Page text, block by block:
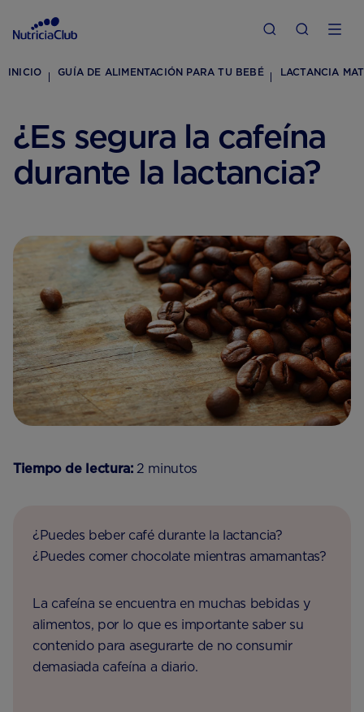
INICIO GUÍA DE ALIMENTACIÓN PARA TU BEBÉ LACTANCIA
¿Es segura la cafeína
durante la lactancia?
Tiempo de lectura:2 minutos
¿Puedes beber café durante la lactancia?
¿Puedes comer chocolate mientras amamantas?
La cafeína se encuentra en muchas bebidas y
alimentos, por lo que es importante saber su
contenido para asegurarte de no consumir
demasiada cafeína a diario.